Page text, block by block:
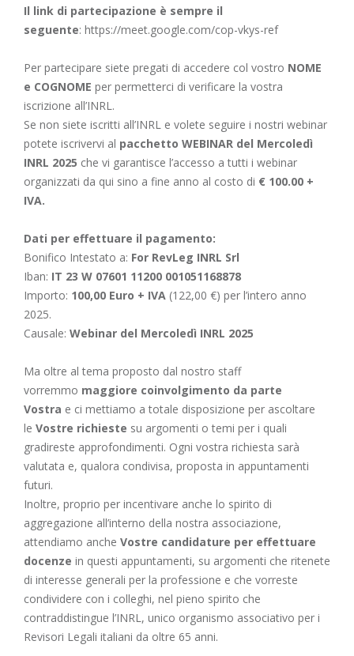
Il link di partecipazione è sempre il
seguente: https://meet.google.com/cop-vkys-ref
Per partecipare siete pregati di accedere col vostro NOME
e COGNOME per permetterci di verificare la vostra
iscrizione all’INRL.
Se non siete iscritti all’INRL e volete seguire i nostri webinar
potete iscrivervi al pacchetto WEBINAR del Mercoledì
INRL 2025 che vi garantisce l’accesso a tutti i webinar
organizzati da qui sino a fine anno al costo di € 100.00 +
IVA.
Dati per effettuare il pagamento:
Bonifico Intestato a: For RevLeg INRL Srl
Iban: IT 23 W 07601 11200 001051168878
Importo: 100,00 Euro + IVA (122,00 €) per l’intero anno
2025.
Causale: Webinar del Mercoledì INRL 2025
Ma oltre al tema proposto dal nostro staff
vorremmo maggiore coinvolgimento da parte
Vostra e ci mettiamo a totale disposizione per ascoltare
le Vostre richieste su argomenti o temi per i quali
gradireste approfondimenti. Ogni vostra richiesta sarà
valutata e, qualora condivisa, proposta in appuntamenti
futuri.
Inoltre, proprio per incentivare anche lo spirito di
aggregazione all’interno della nostra associazione,
attendiamo anche Vostre candidature per effettuare
docenze in questi appuntamenti, su argomenti che ritenete
di interesse generali per la professione e che vorreste
condividere con i colleghi, nel pieno spirito che
contraddistingue l’INRL, unico organismo associativo per i
Revisori Legali italiani da oltre 65 anni.